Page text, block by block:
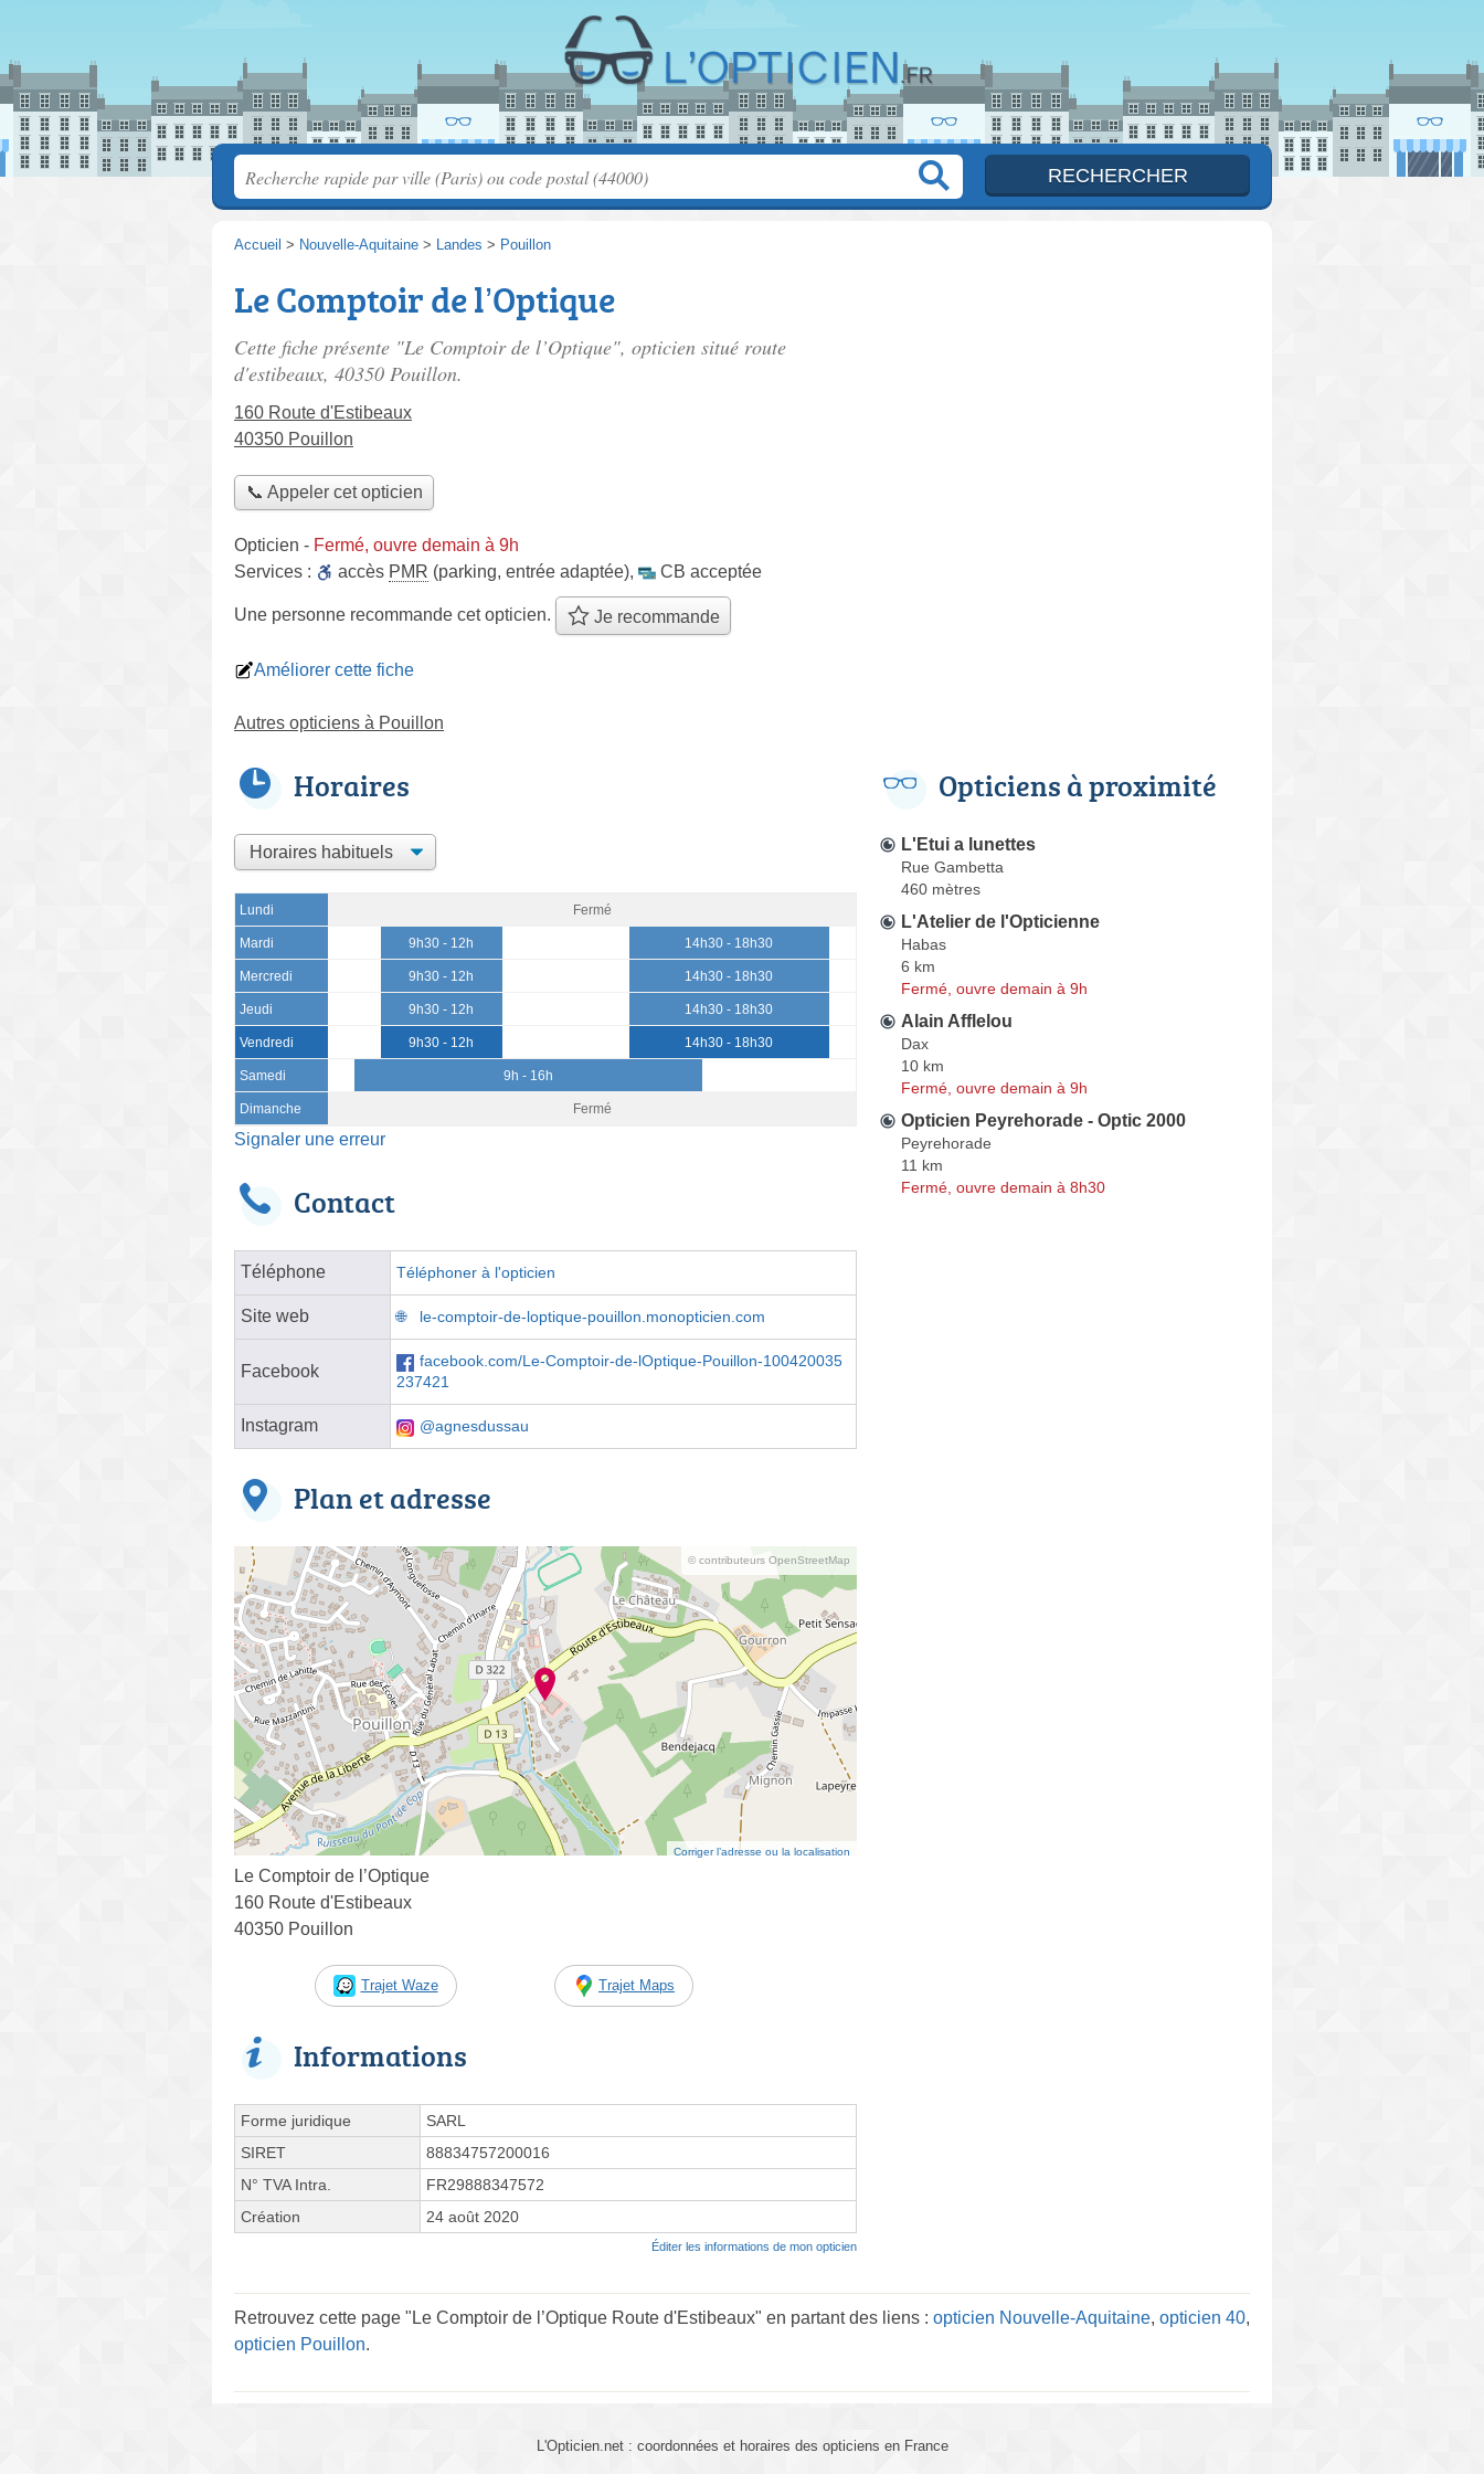
Accueil > Nouvelle-Aquitaine > Landes > Pouillon
Le Comptoir de l’Optique
Cette fiche présente "Le Comptoir de l’Optique", opticien situé route
d'estibeaux, 40350 Pouillon.
160 Route d'Estibeaux
40350 Pouillon
📞 Appeler cet opticien
Opticien - Fermé, ouvre demain à 9h
Services :
accès PMR (parking, entrée adaptée), CB acceptée
Une personne recommande cet opticien. Je recommande
Améliorer cette fiche
Autres opticiens à Pouillon
Horaires
Lundi Fermé
Mardi 9h30 - 12h 14h30 - 18h30
Mercredi 9h30 - 12h 14h30 - 18h30
Jeudi 9h30 - 12h 14h30 - 18h30
Vendredi 9h30 - 12h 14h30 - 18h30
Samedi 9h - 16h
Dimanche Fermé
Signaler une erreur
Contact
Téléphone Téléphoner à l'opticien
Site web le-comptoir-de-loptique-pouillon.monopticien.com
Facebook
facebook.com/Le-Comptoir-de-lOptique-Pouillon-100420035
237421
Instagram @agnesdussau
Plan et adresse
© contributeurs OpenStreetMap
Corriger l’adresse ou la localisation
Le Comptoir de l’Optique
160 Route d'Estibeaux
40350 Pouillon
Trajet Waze Trajet Maps
Informations
Forme juridique
SARL
SIRET
88834757200016
N° TVA Intra.
FR29888347572
Création
24 août 2020
Éditer les informations de mon opticien
Opticiens à proximité
L'Etui a lunettes
Rue Gambetta
460 mètres
L'Atelier de l'Opticienne
Habas
6 km
Fermé, ouvre demain à 9h
Alain Afflelou
Dax
10 km
Fermé, ouvre demain à 9h
Opticien Peyrehorade - Optic 2000
Peyrehorade
11 km
Fermé, ouvre demain à 8h30
Retrouvez cette page "Le Comptoir de l’Optique Route d'Estibeaux" en partant des liens : opticien Nouvelle-Aquitaine, opticien 40,
opticien Pouillon.
L'Opticien.net : coordonnées et horaires des opticiens en France